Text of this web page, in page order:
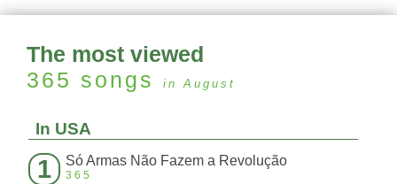
The most viewed
365 songs in August
In USA
1 Só Armas Não Fazem a Revolução
365